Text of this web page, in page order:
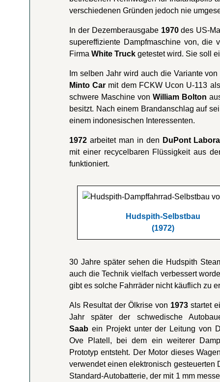
verschiedenen Gründen jedoch nie
In der Dezemberausgabe 1970des US-
supereffiziente Dampfmaschine von, die
Firma White Truck getestet wird. Sie soll
Im selben Jahr wird auch die Variante von
Minto Car mit dem FCKW Ucon U-113
schwere Maschine von William Bolton
besitzt. Nach einem Brandanschlag auf
einem indonesischen Interessenten.
1972 arbeitet man in den DuPont
mit einer recycelbaren Flüssigkeit aus
funktioniert.
Hudspith-Selbstbau
(1972)
30 Jahre später sehen die Hudspith
auch die Technik vielfach verbessert
gibt es solche Fahrräder nicht käuflich zu
Als Resultat der Ölkrise von 1973 startet
Jahr später der schwedische
Saab ein Projekt unter der Leitung von
Ove Platell, bei dem ein weiterer
Prototyp entsteht. Der Motor dieses
verwendet einen elektronisch gesteuerten
Standard-Autobatterie, der mit 1 mm